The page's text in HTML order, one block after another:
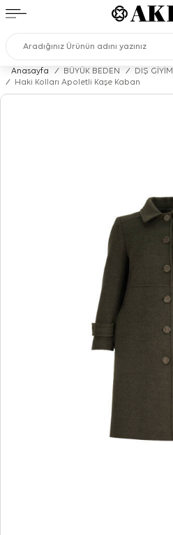
Anasayfa / BÜYÜK BEDEN / DIŞ GİYİM
/
Haki Kolları Apoletli Kaşe Kaban